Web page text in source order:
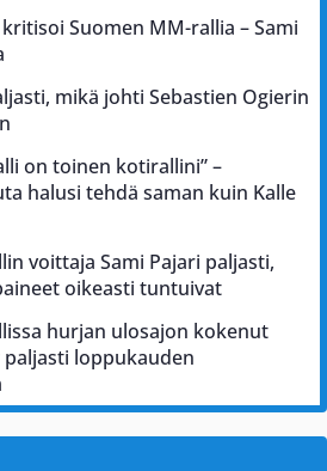
Suomen MM-rallia – Sami
mikä johti Sebastien Ogierin
on toinen kotirallini” –
halusi tehdä saman kuin Kalle
voittaja Sami Pajari paljasti,
oikeasti tuntuivat
hurjan ulosajon kokenut
paljasti loppukauden